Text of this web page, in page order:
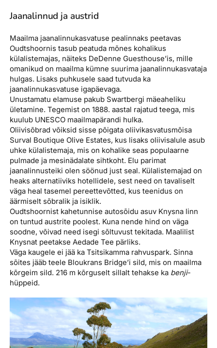
Jaanalinnud ja austrid
Maailma jaanalinnukasvatuse pealinnaks peetavas
Oudtshoornis tasub peatuda mõnes kohalikus
külalistemajas, näiteks DeDenne Guesthouse’is, mille
omanikud on maailma kümne suurima jaanalinnukasvataja
hulgas. Lisaks puhkusele saad tutvuda ka
jaanalinnukasvatuse igapäevaga.
Unustamatu elamuse pakub Swartbergi mäeaheliku
ületamine. Tegemist on 1888. aastal rajatud teega, mis
kuulub UNESCO maailmapärandi hulka.
Oliivisõbrad võiksid sisse põigata oliivikasvatusmõisa
Surval Boutique Olive Estates, kus lisaks oliivisalule asub
uhke külalistemaja, mis on kohalike seas populaarne
pulmade ja mesinädalate sihtkoht. Elu parimat
jaanalinnusteiki olen söönud just seal. Külalistemajad on
heaks alternatiiviks hotellidele, sest need on tavaliselt
väga heal tasemel pereettevõtted, kus teenidus on
äärmiselt sõbralik ja isiklik.
Oudtshoornist kahetunnise autosõidu asuv Knysna linn
on tuntud austrite poolest. Kuna nende hind on väga
soodne, võivad need isegi sõltuvust tekitada. Maalilist
Knysnat peetakse Aedade Tee pärliks.
Väga kaugele ei jää ka Tsitsikamma rahvuspark. Sinna
sõites jääb teele Bloukrans Bridge’i sild, mis on maailma
kõrgeim sild. 216 m kõrguselt sillalt tehakse ka benji-
hüppeid.